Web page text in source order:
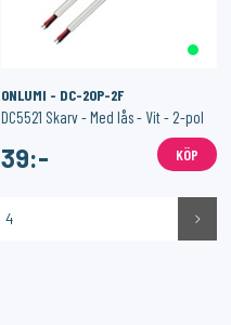
ONLUMI - DC-20P-2F
DC5521 Skarv - Med lås - Vit - 2-pol
39:- KÖP
4